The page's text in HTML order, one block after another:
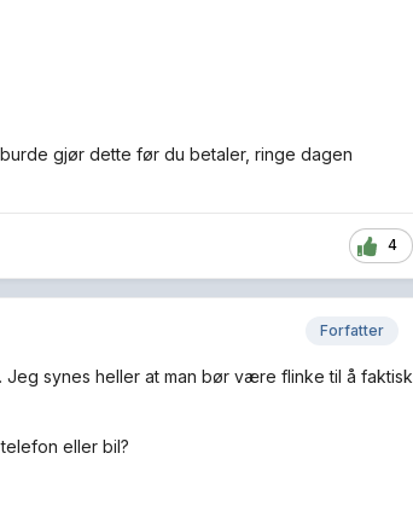
gjør dette før du betaler, ringe dagen
4
Forfatter
synes heller at man bør være flinke til å faktisk
eller bil?